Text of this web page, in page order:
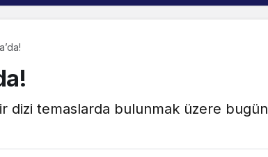
dizi temaslarda bulunmak üzere bugün